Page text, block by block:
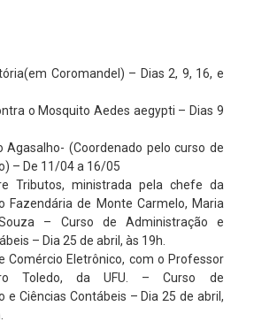
Coromandel) – Dias 2, 9, 16, e
o Mosquito Aedes aegypti – Dias 9
Agasalho- (Coordenado pelo curso de
– De 11/04 a 16/05
Tributos, ministrada pela chefe da
Fazendária de Monte Carmelo, Maria
– Curso de Administração e
– Dia 25 de abril, às 19h.
Comércio Eletrônico, com o Professor
Toledo, da UFU. – Curso de
e Ciências Contábeis – Dia 25 de abril,